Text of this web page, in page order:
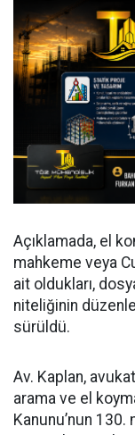
Açıklamada, el
mahkeme veya
ait oldukları,
niteliğinin
sürüldü.
Av. Kaplan,
arama ve el
Kanunu’nun